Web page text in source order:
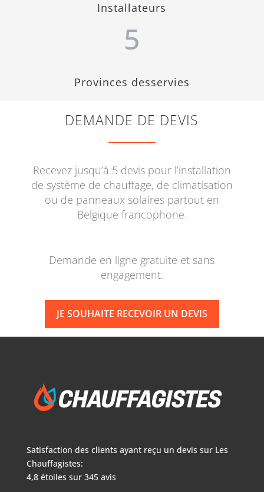
Installateurs
5
Provinces desservies
DEMANDE DE DEVIS
Recevez jusqu’à 5 devis pour l’installation
de système de chauffage, de climatisation
ou de panneaux solaires partout en
Belgique francophone.
Demande en ligne gratuite et sans
engagement.
JE SOUHAITE RECEVOIR UN DEVIS
Satisfaction des clients ayant reçu un devis sur Les
Chauffagistes:
4,8étoiles sur 345avis